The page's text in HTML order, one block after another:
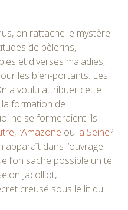
on rattache le mystère
de pèlerins,
et diverses maladies,
les bien-portants. Les
a voulu attribuer cette
formation de
ne se formeraient-ils
, l’Amazone ou la Seine?
apparaît dans l’ouvrage
l’on sache possible un tel
Jacolliot,
creusé sous le lit du